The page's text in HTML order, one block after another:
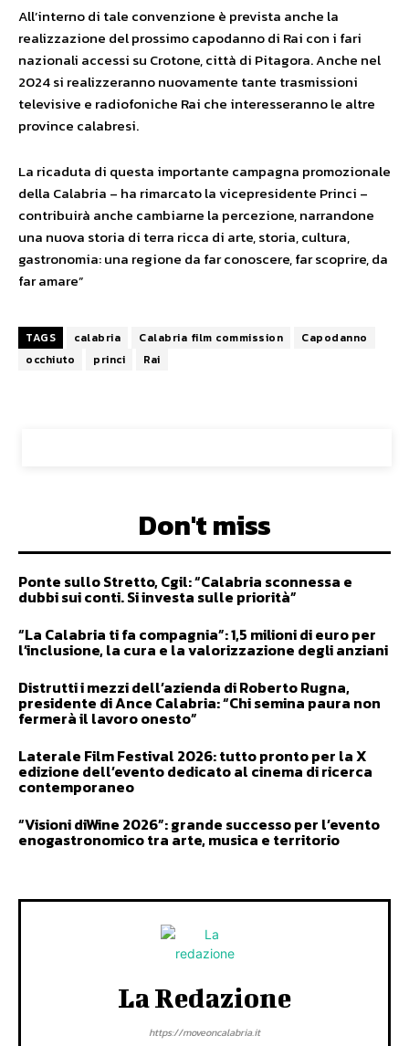
All’interno di tale convenzione è prevista anche la
realizzazione del prossimo capodanno di Rai con i fari
nazionali accessi su Crotone, città di Pitagora. Anche nel
2024 si realizzeranno nuovamente tante trasmissioni
televisive e radiofoniche Rai che interesseranno le altre
province calabresi.
La ricaduta di questa importante campagna promozionale
della Calabria – ha rimarcato la vicepresidente Princi –
contribuirà anche cambiarne la percezione, narrandone
una nuova storia di terra ricca di arte, storia, cultura,
gastronomia: una regione da far conoscere, far scoprire, da
far amare”
TAGS calabria Calabria film commission
Capodanno
occhiuto
princi Rai
Don't miss
Ponte sullo Stretto, Cgil: “Calabria sconnessa e
dubbi sui conti. Si investa sulle priorità”
“La Calabria ti fa compagnia”: 1,5 milioni di euro per
l’inclusione, la cura e la valorizzazione degli anziani
Distrutti i mezzi dell’azienda di Roberto Rugna,
presidente di Ance Calabria: “Chi semina paura non
fermerà il lavoro onesto”
Laterale Film Festival 2026: tutto pronto per la X
edizione dell’evento dedicato al cinema di ricerca
contemporaneo
“Visioni diWine 2026”: grande successo per l’evento
enogastronomico tra arte, musica e territorio
La Redazione
https://moveoncalabria.it